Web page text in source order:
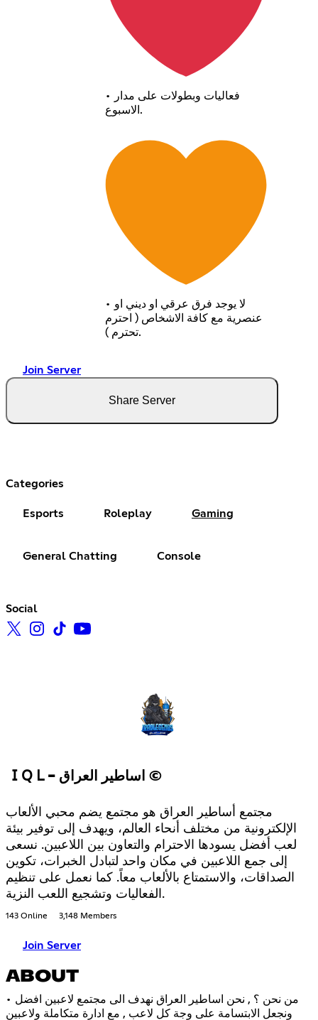
• فعاليات وبطولات على مدار
الاسبوع.
• لا يوجد فرق عرقي او ديني او
عنصرية مع كافة الاشخاص ( احترم
تحترم ).
Join Server
Share Server
Categories
Esports Roleplay Gaming
General Chatting Console
Social
𝖨 𝖰 𝖫 - اساطير العراق ©
مجتمع أساطير العراق هو مجتمع يضم محبي الألعاب
الإلكترونية من مختلف أنحاء العالم، ويهدف إلى توفير بيئة
لعب أفضل يسودها الاحترام والتعاون بين اللاعبين. نسعى
إلى جمع اللاعبين في مكان واحد لتبادل الخبرات، تكوين
الصداقات، والاستمتاع بالألعاب معاً. كما نعمل على تنظيم
الفعاليات وتشجيع اللعب النزية.
143 Online 3,148 Members
Join Server
ABOUT
• من نحن ؟ , نحن اساطير العراق نهدف الى مجتمع لاعبين افضل
ونجعل الابتسامة على وجة كل لاعب , مع ادارة متكاملة ولاعبين